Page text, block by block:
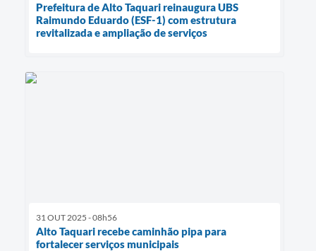
Prefeitura de Alto Taquari reinaugura UBS
Raimundo Eduardo (ESF-1) com estrutura
revitalizada e ampliação de serviços
31 OUT 2025 - 08h56
Alto Taquari recebe caminhão pipa para
fortalecer serviços municipais